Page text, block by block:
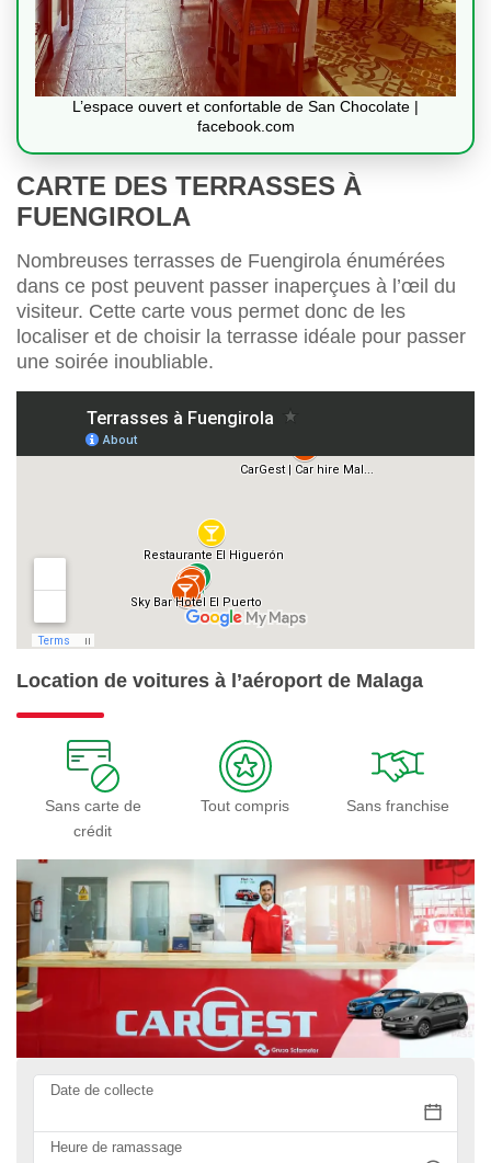
L’espace ouvert et confortable de San Chocolate |
facebook.com
CARTE DES TERRASSES À
FUENGIROLA
Nombreuses terrasses de Fuengirola énumérées
dans ce post peuvent passer inaperçues à l’œil du
visiteur. Cette carte vous permet donc de les
localiser et de choisir la terrasse idéale pour passer
une soirée inoubliable.
Location de voitures à l’aéroport de Malaga
Sans carte de
crédit
Tout compris Sans franchise
Date de collecte
Heure de ramassage